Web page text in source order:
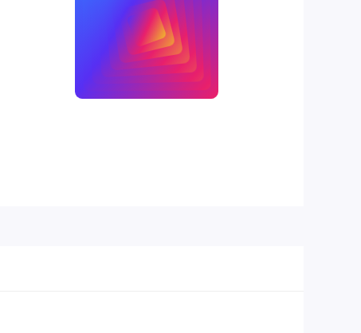
Có (PORON foam, IXPE switch
Vỏ nhựa ABS cao cấp